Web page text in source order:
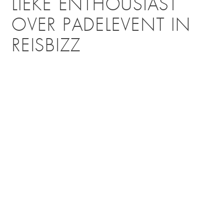
LIEKE ENTHOUSIAST
OVER PADELEVENT IN
REISBIZZ